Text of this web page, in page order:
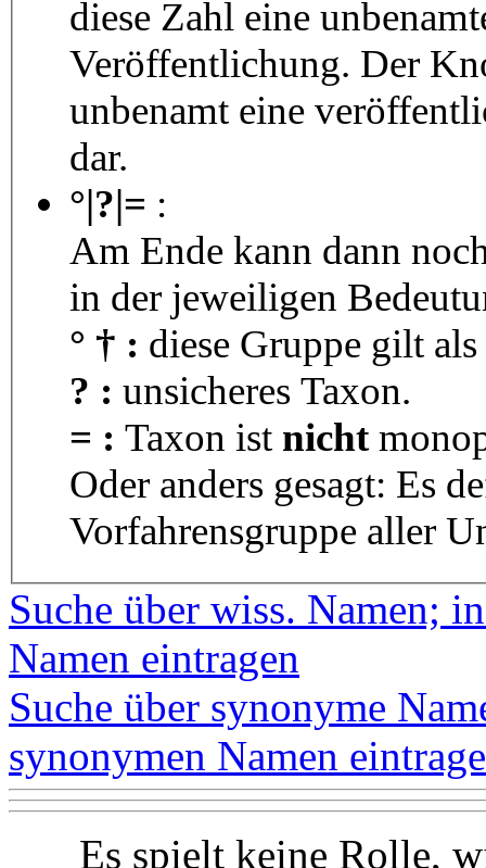
diese Zahl eine
Veröffentlichung. Der
unbenamt eine
dar.
°|?|= :
Am Ende kann dann
in der jeweiligen
° † : diese Gruppe gilt als
? : unsicheres Taxon.
= : Taxon ist nicht
Oder anders gesagt: Es
Vorfahrensgruppe aller
Suche über wiss. Namen;
Namen eintragen
Suche über synonyme
synonymen Namen
Es spielt keine Rolle,